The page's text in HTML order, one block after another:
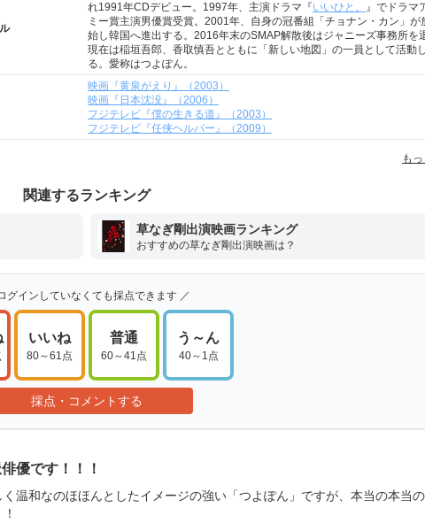
れ1991年CDデビュー。1997年、主演ドラマ『いいひと。 』でドラマ
ミー賞主演男優賞受賞。2001年、自身の冠番組「チョナン・カン」が
始し韓国へ進出する。2016年末のSMAP解散後はジャニーズ事務所を
現在は稲垣吾郎、香取慎吾とともに「新しい地図」の一員として活動
る。愛称はつよぽん。
映画『黄泉がえり』（2003）
映画『日本沈没』（2006）
フジテレビ『僕の生きる道』（2003）
フジテレビ『任侠ヘルパー』（2009）
も
関連するランキング
草なぎ剛出演映画ランキング
おすすめの草なぎ剛出演映画は？
グインしていなくても採点できます ／
いいね
80～61点
普通
60～41点
う～ん
40～1点
採点・コメントする
優です！！！
温和なのほほんとしたイメージの強い「つよぽん」ですが、本当の本当